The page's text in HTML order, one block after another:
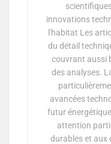
innovations
l'habitat Les
du détail
couvrant aussi
des analyses.
avancées
futur
attention
durables et aux